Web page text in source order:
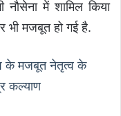
नौसेना में शामिल किया
भी मजबूत हो गई है.
के मजबूत नेतृत्व के
कल्याण